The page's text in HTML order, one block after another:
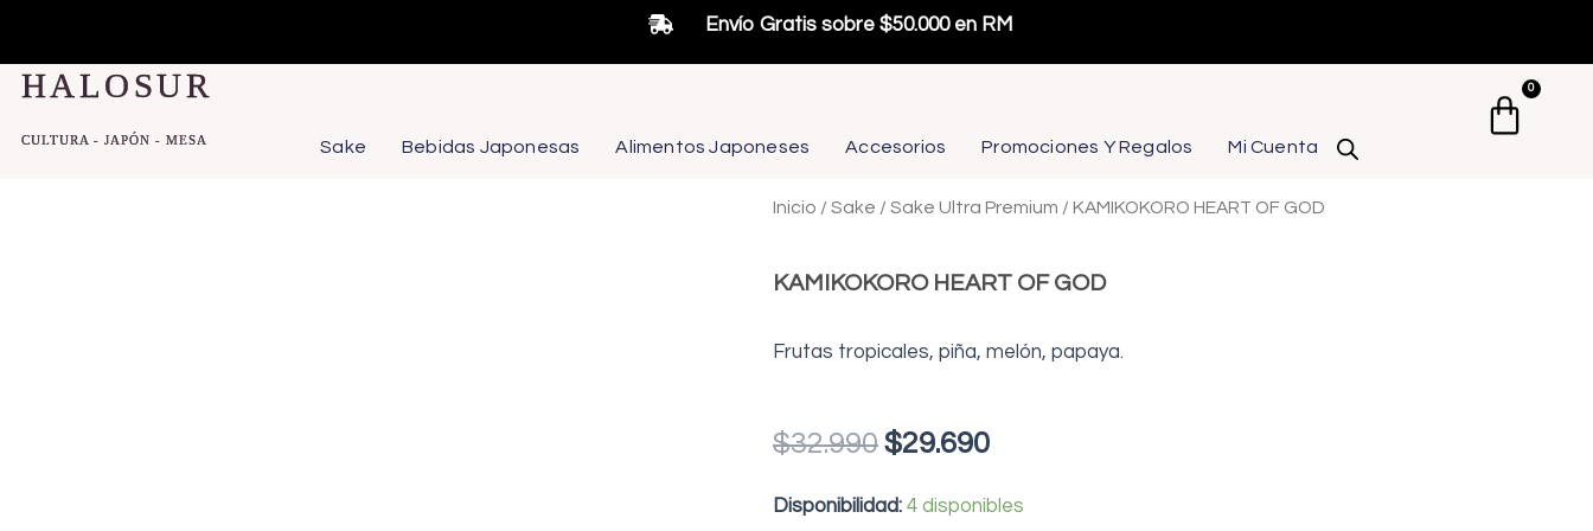
contenido
Envío Gratis sobre $50.000 en RM
HALOSUR
CULTURA - JAPÓN - MESA Sake Bebidas Japonesas Alimentos Japoneses Accesorios Promociones Y Regalos Mi Cuenta
0
Inicio / Sake / Sake Ultra Premium / KAMIKOKORO HEART OF GOD
KAMIKOKORO HEART OF GOD
Frutas tropicales, piña, melón, papaya.
$32.990El
original
$29.690El
actual
Disponibilidad: 4 disponibles
KAMIKOKORO